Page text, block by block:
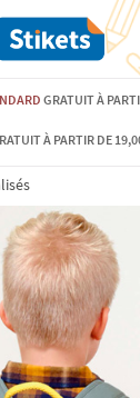
GRATUITÀ
À PARTIR DE